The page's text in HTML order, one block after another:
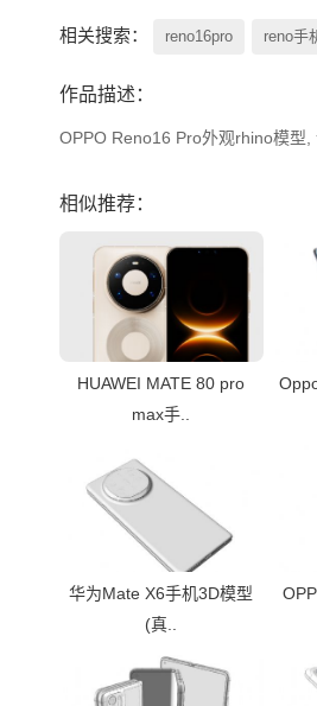
相关搜索： reno16pro reno手
作品描述：
OPPO Reno16 Pro外观rhino模型,
相似推荐：
HUAWEI MATE 80 pro
max手..
华为Mate X6手机3D模型
(真..